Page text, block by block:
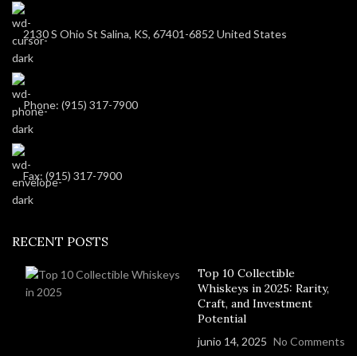
2130 S Ohio St Salina, KS, 67401-6852 United States
Phone: (915) 317-7900
Fax: (915) 317-7900
RECENT POSTS
Top 10 Collectible
Whiskeys in 2025: Rarity,
Craft, and Investment
Potential
junio 14, 2025 No Comments